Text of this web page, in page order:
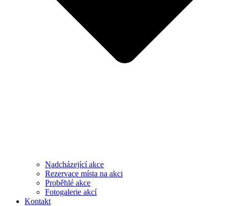
Nadcházející akce
Rezervace místa na akci
Proběhlé akce
Fotogalerie akcí
Kontakt